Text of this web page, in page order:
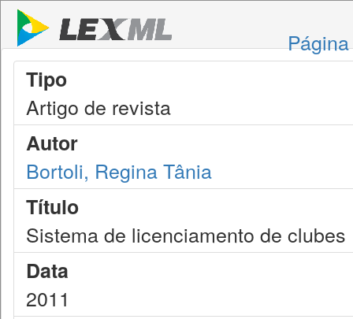
Tipo
Artigo de revista
Autor
Bortoli, Regina Tânia
Título
Sistema de licenciamento de clubes
Data
2011